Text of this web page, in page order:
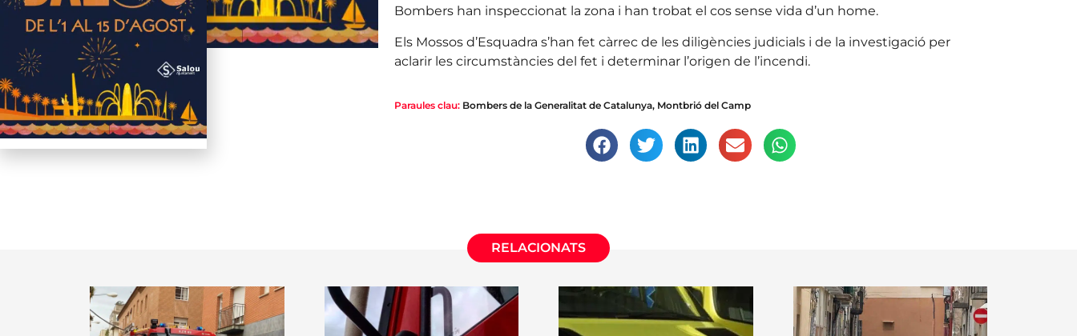
Bombers han inspeccionat la zona i han trobat el cos sense vida d’un home.
Els Mossos d’Esquadra s’han fet càrrec de les diligències judicials i de la investigació per
aclarir les circumstàncies del fet i determinar l’origen de l’incendi.
Paraules clau: Bombers de la Generalitat de Catalunya, Montbrió del Camp
RELACIONATS